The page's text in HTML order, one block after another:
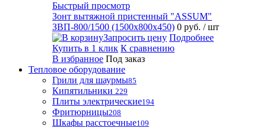
Быстрый просмотр
Зонт вытяжной пристенный "ASSUM"
ЗВП-800/1500 (1500х800х450) 0 руб. / шт
Запросить цену Подробнее
Купить в 1 клик К сравнению
В избранное Под заказ
Тепловое оборудование
Грили для шаурмы85
Кипятильники 229
Плиты электрические194
Фритюрницы208
Шкафы расстоечные109